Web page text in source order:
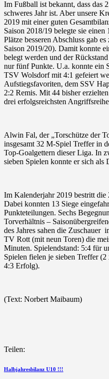
Im Fußball ist bekannt, dass das
schweres Jahr ist. Aber unsere
2019 mit einer guten
Saison 2018/19 belegte sie
Plätze besseren Abschluss gab
Saison 2019/20). Damit konnte
belegt werden und der
nur fünf Punkte. U.a. konnte ein
TSV Wolsdorfmit 4:1 gefeiert
Aufstiegsfavoriten, dem SSV
2:2 Remis. Mit 44 bisher
drei erfolgsreichsten
Alwin Fal, der „Torschütze der
insgesamt 32 M-Spiel Treffer in
Top-Goalgettern dieser Liga. In
sieben Spielen konnte er sich als
Im Kalenderjahr 2019 bestritt
Dabei konnten 13 Siege
Punkteteilungen. Sechs
Torverhältnis –
des Jahres sahen die Zuschauer
TV Rott (mit neun Toren) die
Minuten. Spielendstand: 5:4 für
Spielen fielen je sieben Treffer
4:3 Erfolg).
(Text: Norbert Maibaum)
Teilen:
Beitragsnavigation
vorherigen
Halbjahresbilanz U10 !!!